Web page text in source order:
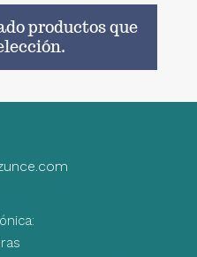
productos que